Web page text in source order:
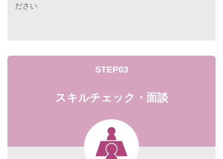
ださい
STEP03
スキルチェック・面談